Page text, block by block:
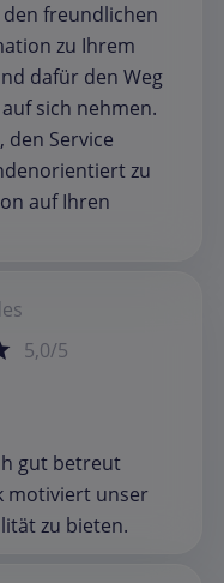
freundlichen
zu Ihrem
dafür den Weg
sich nehmen.
Service
zu
auf Ihren
5,0/5
gut betreut
motiviert unser
zu bieten.